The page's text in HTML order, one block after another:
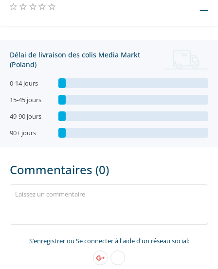
—
Délai de livraison des colis Media Markt
(Poland)
0-14 jours
15-45 jours
49-90 jours
90+ jours
Commentaires (0)
S’enregistrerou Se connecter à l'aide d'un réseau social: